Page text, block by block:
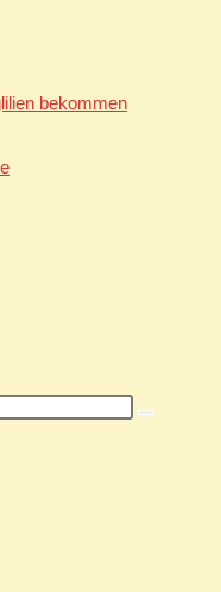
bekommen